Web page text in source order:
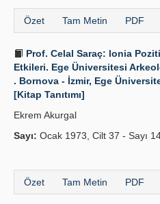
Özet Tam Metin PDF
Prof. Celal Saraç: lonia
Etkileri. Ege Üniversitesi
. Bornova - İzmir, Ege
[Kitap Tanıtımı]
Ekrem Akurgal
Sayı: Ocak 1973, Cilt 37 - Sayı
Özet Tam Metin PDF